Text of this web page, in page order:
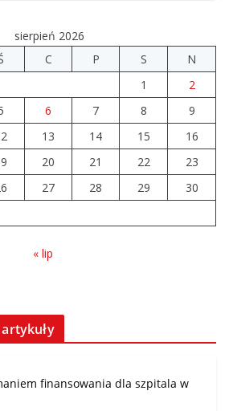
Dotacje nawet do 300 tys. zł
14 sierpnia urzędy skarbowe
będą nieczynne
06.08.2026
sierpień 2026
C P S
N
1
2
6 7 8
9
13 14 15
16
20 21 22
23
27 28 29
30
« lip
finansowania dla szpitala w